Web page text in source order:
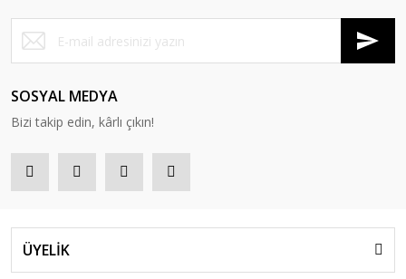
SOSYAL MEDYA
Bizi takip edin, kârlı çıkın!
ÜYELİK